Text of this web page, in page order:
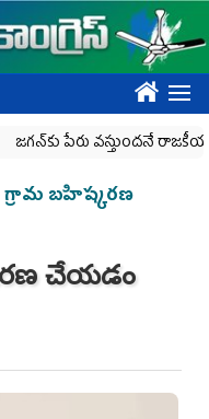
????
పేరు వస్తుందనే రాజకీయ కక్షతో
గ్రామ బ‌హిష్క‌ర‌ణ
చేయ‌డం